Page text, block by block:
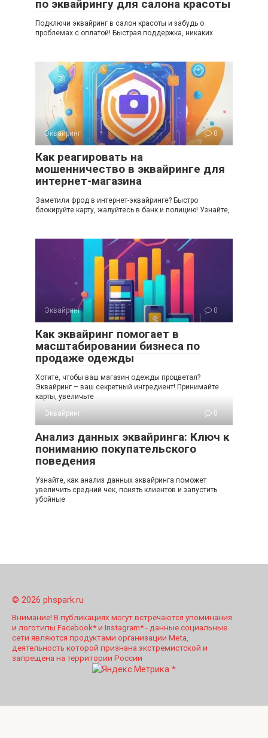
по эквайрингу для салона красоты
Подключи эквайринг в салон красоты и забудь о
проблемах с оплатой! Быстрая поддержка, никаких
Эквайринг 0
Как реагировать на
мошенничество в эквайринге для
интернет-магазина
Заметили фрод в интернет-эквайринге? Быстро
блокируйте карту, жалуйтесь в банк и полицию! Узнайте,
Эквайринг 0
Как эквайринг помогает в
масштабировании бизнеса по
продаже одежды
Хотите, чтобы ваш магазин одежды процветал?
Эквайринг – ваш секретный ингредиент! Принимайте
карты, увеличьте
Эквайринг
0
Анализ данных эквайринга: Ключ к
пониманию покупательского
поведения
Узнайте, как анализ данных эквайринга поможет
увеличить средний чек, понять клиентов и запустить
убойные
© 2026 phspark.ru
Внимание! В публикациях могут встречаются упоминания
и логотипы Facebook* и Instagram* - данные социальные
сети являются продуктами организации Meta,
деятельность которой признана экстремистской и
запрещена на территории России
*